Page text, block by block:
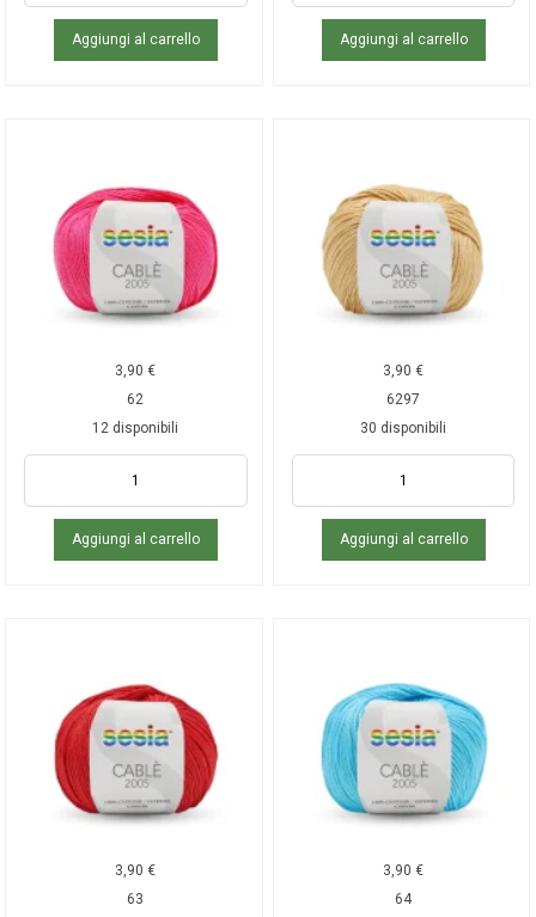
Aggiungi al carrello Aggiungi al carrello
3,90€
62
12 disponibili
Aggiungi al carrello
3,90€
6297
30 disponibili
Aggiungi al carrello
3,90€
63
3,90€
64